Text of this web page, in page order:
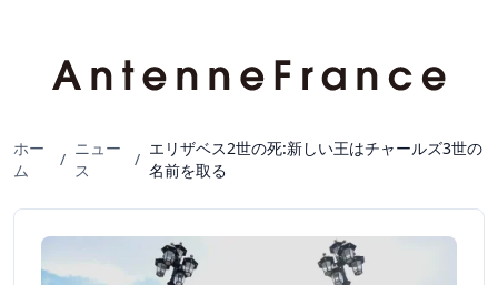
ホー
ム
/
ニュー
ス
/
エリザベス2世の死:新しい王はチャールズ3世の
名前を取る